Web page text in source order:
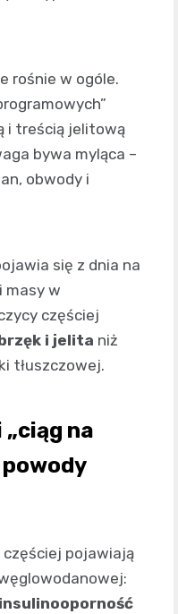
rośnie w ogóle.
i treścią jelitową
bywa myląca –
obwody i
się z dnia na
masy w
częściej
i jelita niż
tłuszczowej.
na
pojawiają
insulinooporność